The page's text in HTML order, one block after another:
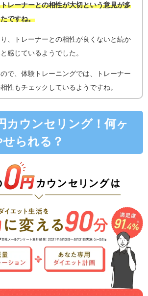
レーナーとの相性が大切という意見が多
ですね。
、トレーナーとの相性が良くないと続か
感じているようでした。
で、体験トレーニングでは、トレーナー
性もチェックしているようですね。
カウンセリング！何ヶ
られる？